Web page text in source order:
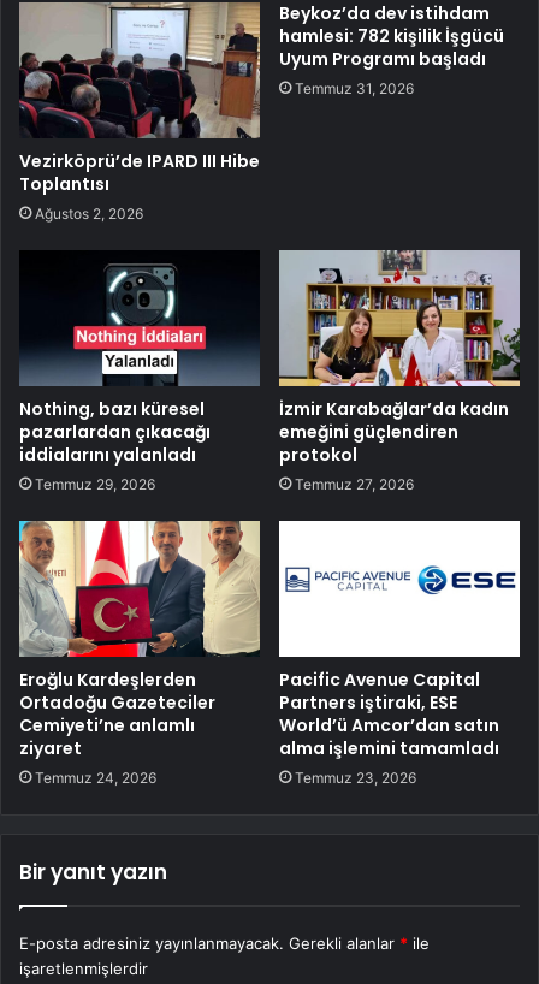
Vezirköprü’de IPARD III Hibe
Toplantısı
Ağustos 2, 2026
Beykoz’da dev istihdam
hamlesi: 782 kişilik İşgücü
Uyum Programı başladı
Temmuz 31, 2026
Nothing, bazı küresel
pazarlardan çıkacağı
iddialarını yalanladı
Temmuz 29, 2026
İzmir Karabağlar’da kadın
emeğini güçlendiren
protokol
Temmuz 27, 2026
Eroğlu Kardeşlerden
Ortadoğu Gazeteciler
Cemiyeti’ne anlamlı
ziyaret
Temmuz 24, 2026
Pacific Avenue Capital
Partners iştiraki, ESE
World’ü Amcor’dan satın
alma işlemini tamamladı
Temmuz 23, 2026
Bir yanıt yazın
E-posta adresiniz yayınlanmayacak. Gerekli alanlar * ile
işaretlenmişlerdir